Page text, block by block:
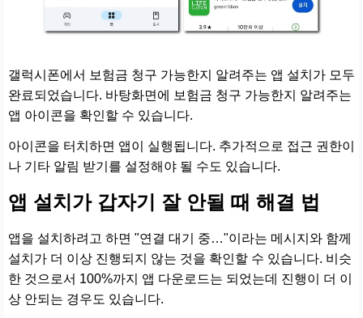
갤럭시폰에서 보험금 청구 가능한지 알려주는 앱 설치가 모두
완료되었습니다. 바탕화면에 보험금 청구 가능한지 알려주는
앱 아이콘을 확인할 수 있습니다.
아이콘을 터치하면 앱이 실행됩니다. 추가적으로 접근 권한이
나 기타 알림 받기를 설정해야 될 수도 있습니다.
앱 설치가 갑자기 잘 안될 때 해결 법
앱을 설치하려고 하면 "연결 대기 중…"이라는 메시지와 함께
설치가 더 이상 진행되지 않는 것을 확인할 수 있습니다. 비슷
한 것으로서 100%까지 앱 다운로드는 되었는데 진행이 더 이
상 안되는 경우도 있습니다.